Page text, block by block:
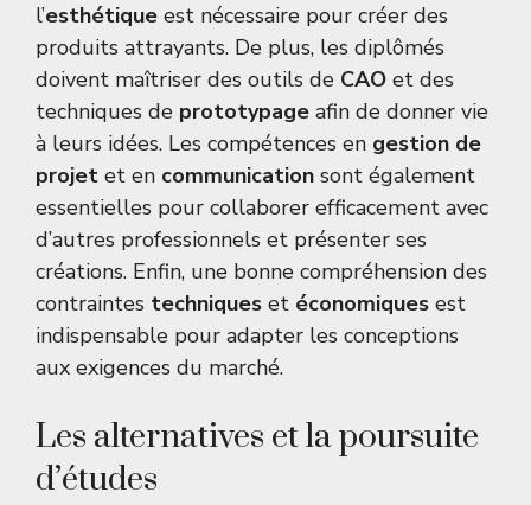
l’esthétique est nécessaire pour créer des
produits attrayants. De plus, les diplômés
doivent maîtriser des outils de CAO et des
techniques de prototypage afin de donner vie
à leurs idées. Les compétences en gestion de
projet et en communication sont également
essentielles pour collaborer efficacement avec
d’autres professionnels et présenter ses
créations. Enfin, une bonne compréhension des
contraintes techniques et économiques est
indispensable pour adapter les conceptions
aux exigences du marché.
Les alternatives et la poursuite
d’études